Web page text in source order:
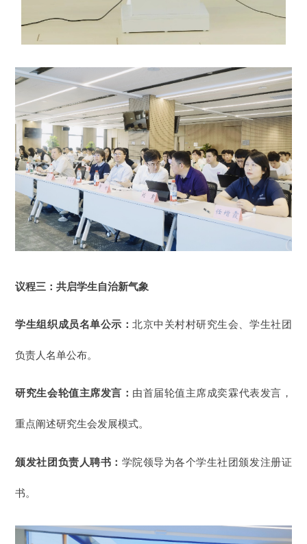
议程三：共启学生自治新气象
学生组织成员名单公示：北京中关村村研究生会、学生社团
负责人名单公布。
研究生会轮值主席发言： 由首届轮值主席成奕霖代表发言，
重点阐述研究生会发展模式。
颁发社团负责人聘书： 学院领导为各个学生社团颁发注册证
书。